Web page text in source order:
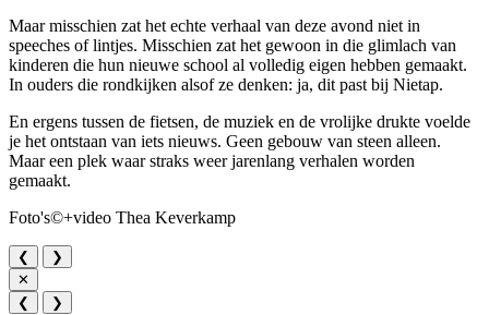
Maar misschien zat het echte verhaal van deze avond niet in
speeches of lintjes. Misschien zat het gewoon in die glimlach van
kinderen die hun nieuwe school al volledig eigen hebben gemaakt.
In ouders die rondkijken alsof ze denken: ja, dit past bij Nietap.
En ergens tussen de fietsen, de muziek en de vrolijke drukte voelde
je het ontstaan van iets nieuws. Geen gebouw van steen alleen.
Maar een plek waar straks weer jarenlang verhalen worden
gemaakt.
Foto's©+video Thea Keverkamp
❮
❯
✕
❮
❯